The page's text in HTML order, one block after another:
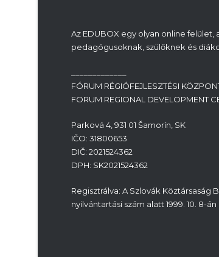
Az EDUBOX egy olyan online
pedagógusoknak, szülőknek és
FÓRUM RÉGIÓFEJLESZTÉSI
FORUM REGIONAL DEVELOPMENT
Parková 4, 931 01 Šamorín, SK
IČO: 31800653
DIČ: 2021524362
DPH: SK2021524362
Regisztrálva: A Szlovák Köztársaság
nyilvántartási szám alatt 1999. 10. 8-án